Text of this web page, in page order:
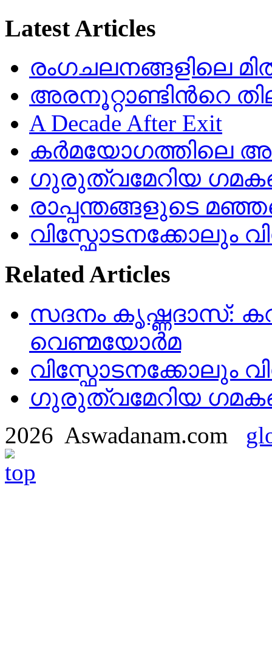
Latest Articles
രംഗചലനങ്ങളിലെ
അരനൂറ്റാണ്ടിൻറെ
A Decade After Exit
കർമയോഗത്തിലെ
ഗുരുത്വമേറിയ
രാപ്പന്തങ്ങളുടെ
വിസ്ഫോടനക്കോലും
Related Articles
സദനം കൃഷ്ണദാസ്:
വെണ്മയോർമ
വിസ്ഫോടനക്കോലും
ഗുരുത്വമേറിയ
2026 Aswadanam.com